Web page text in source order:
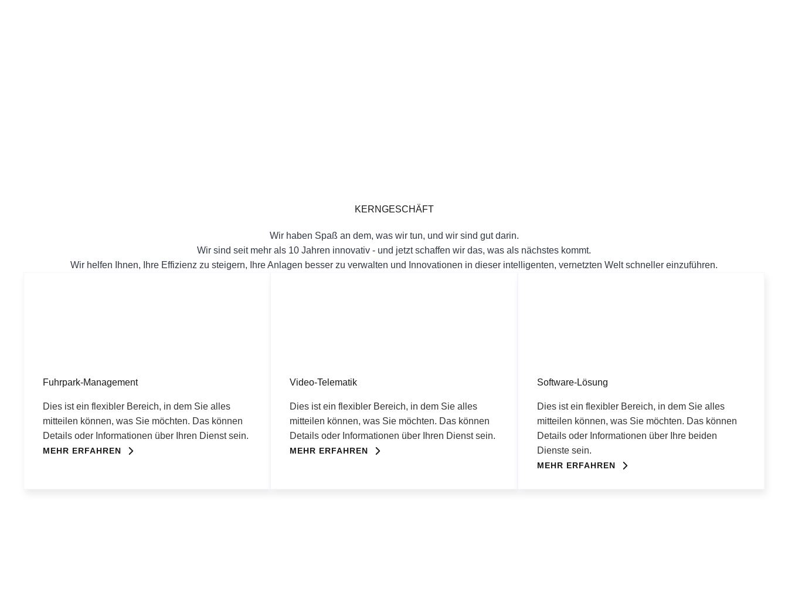
KERNGESCHÄFT
Wir haben Spaß an dem, was wir tun, und wir sind gut darin.
Wir sind seit mehr als 10 Jahren innovativ - und jetzt schaffen wir das, was als nächstes kommt.
Wir helfen Ihnen, Ihre Effizienz zu steigern, Ihre Anlagen besser zu verwalten und Innovationen in dieser intelligenten, vernetzten Welt schneller einzuführen.
Fuhrpark-Management
Dies ist ein flexibler Bereich, in dem Sie alles
mitteilen können, was Sie möchten. Das können
Details oder Informationen über Ihren Dienst sein.
MEHR ERFAHREN
Video-Telematik
Dies ist ein flexibler Bereich, in dem Sie alles
mitteilen können, was Sie möchten. Das können
Details oder Informationen über Ihren Dienst sein.
MEHR ERFAHREN
Software-Lösung
Dies ist ein flexibler Bereich, in dem Sie alles
mitteilen können, was Sie möchten. Das können
Details oder Informationen über Ihre beiden
Dienste sein.
MEHR ERFAHREN